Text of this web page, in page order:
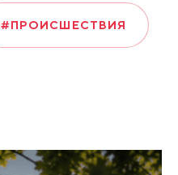
#ПРОИСШЕСТВИЯ